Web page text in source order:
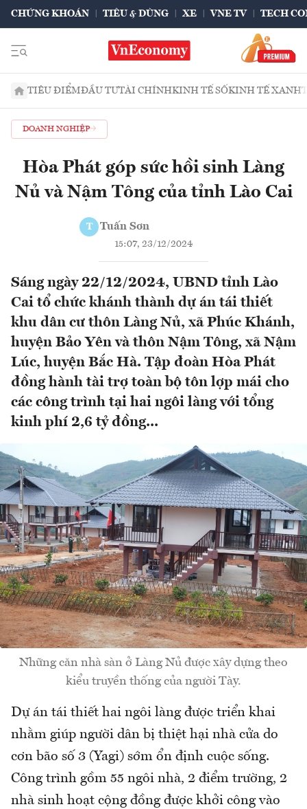
CHỨNG KHOÁN TIÊU & DÙNG XE VNE TV TECH
TIÊU ĐIỂMĐẦU TƯTÀI CHÍNHKINH TẾ SỐKINH TẾ XANH
DOANH NGHIỆP
Hòa Phát góp sức hồi sinh Làng
Nủ và Nậm Tông của tỉnh Lào Cai
T Tuấn Sơn
15:07, 23/12/2024
Sáng ngày 22/12/2024, UBND tỉnh Lào
Cai tổ chức khánh thành dự án tái thiết
khu dân cư thôn Làng Nủ, xã Phúc Khánh,
huyện Bảo Yên và thôn Nậm Tông, xã Nậm
Lúc, huyện Bắc Hà. Tập đoàn Hòa Phát
đồng hành tài trợ toàn bộ tôn lợp mái cho
các công trình tại hai ngôi làng với tổng
kinh phí 2,6 tỷ đồng...
Những căn nhà sàn ở Làng Nủ được xây dựng theo
kiểu truyền thống của người Tày.
Dự án tái thiết hai ngôi làng được triển khai
nhằm giúp người dân bị thiệt hại nhà cửa do
cơn bão số 3 (Yagi) sớm ổn định cuộc sống.
Công trình gồm 55 ngôi nhà, 2 điểm trường, 2
nhà sinh hoạt cộng đồng được khởi công vào